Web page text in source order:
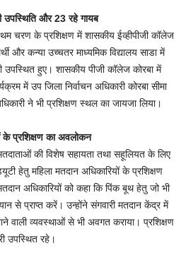
उपस्थिति और 23 रहे गायब
चरण के प्रशिक्षण में शासकीय ईव्हीपीजी कॉलेज
और कन्या उच्चतर माध्यमिक विद्यालय साडा में
उपस्थित हुए। शासकीय पीजी कॉलेज कोरबा में
में उप जिला निर्वाचन अधिकारी कोरबा सीमा
ने भी प्रशिक्षण स्थल का जायजा लिया।
के प्रशिक्षण का अवलोकन
की विशेष सहायता तथा सहूलियत के लिए
हेतु महिला मतदान अधिकारियों के प्रशिक्षण
अधिकारियों को कहा कि पिंक बूथ हेतु जो भी
से प्राप्त करें। उन्होंने संगवारी मतदान केंद्र में
वाली व्यवस्थाओं से भी अवगत कराया। प्रशिक्षण
उपस्थित रहे।